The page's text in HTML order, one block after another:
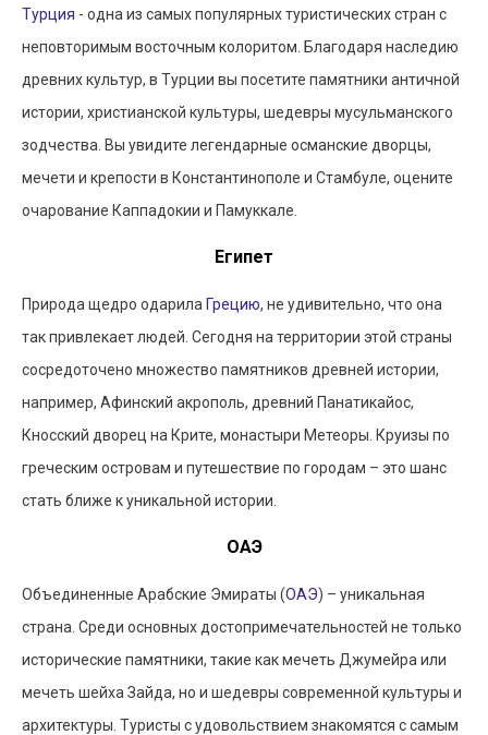
Турция - одна из самых популярных туристических стран с
неповторимым восточным колоритом. Благодаря наследию
древних культур, в Турции вы посетите памятники античной
истории, христианской культуры, шедевры мусульманского
зодчества. Вы увидите легендарные османские дворцы,
мечети и крепости в Константинополе и Стамбуле, оцените
очарование Каппадокии и Памуккале.
Египет
Природа щедро одарила Грецию, не удивительно, что она
так привлекает людей. Сегодня на территории этой страны
сосредоточено множество памятников древней истории,
например, Афинский акрополь, древний Панатикайос,
Кносский дворец на Крите, монастыри Метеоры. Круизы по
греческим островам и путешествие по городам – это шанс
стать ближе к уникальной истории.
ОАЭ
Объединенные Арабские Эмираты (ОАЭ) – уникальная
страна. Среди основных достопримечательностей не только
исторические памятники, такие как мечеть Джумейра или
мечеть шейха Зайда, но и шедевры современной культуры и
архитектуры. Туристы с удовольствием знакомятся с самым